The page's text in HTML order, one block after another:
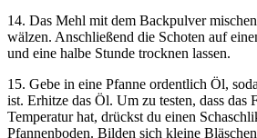
14. Das Mehl mit dem Backpulver
wälzen. Anschließend die Schoten auf
und eine halbe Stunde trocknen lassen.
15. Gebe in eine Pfanne ordentlich Öl,
ist. Erhitze das Öl. Um zu testen, dass das
Temperatur hat, drückst du einen
Pfannenboden. Bilden sich kleine